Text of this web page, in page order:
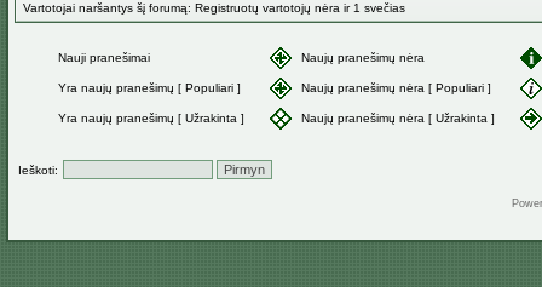
Vartotojai naršantys šį forumą: Registruotų vartotojų nėra ir 1 svečias
Nauji pranešimai Naujų pranešimų nėra
Yra naujų pranešimų [ Populiari ] Naujų pranešimų nėra [ Populiari ]
Yra naujų pranešimų [ Užrakinta ] Naujų pranešimų nėra [ Užrakinta ]
Ieškoti: